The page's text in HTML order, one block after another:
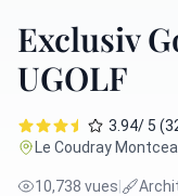
Exclusiv
UGOLF
3.94/ 5
Le Coudray
10,738 vues